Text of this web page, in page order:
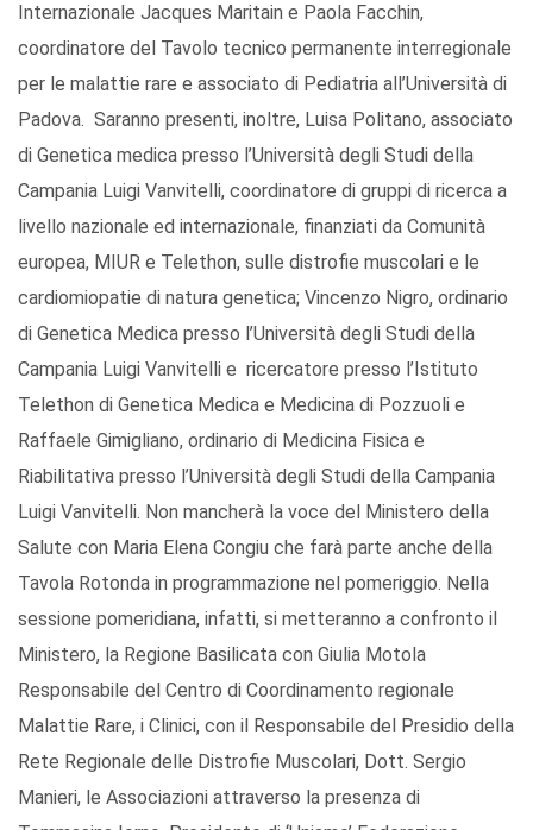
Internazionale Jacques Maritain e Paola Facchin,
coordinatore del Tavolo tecnico permanente interregionale
per le malattie rare e associato di Pediatria all’Università di
Padova. Saranno presenti, inoltre, Luisa Politano, associato
di Genetica medica presso l’Università degli Studi della
Campania Luigi Vanvitelli, coordinatore di gruppi di ricerca a
livello nazionale ed internazionale, finanziati da Comunità
europea, MIUR e Telethon, sulle distrofie muscolari e le
cardiomiopatie di natura genetica; Vincenzo Nigro, ordinario
di Genetica Medica presso l’Università degli Studi della
Campania Luigi Vanvitelli e ricercatore presso l’Istituto
Telethon di Genetica Medica e Medicina di Pozzuoli e
Raffaele Gimigliano, ordinario di Medicina Fisica e
Riabilitativa presso l’Università degli Studi della Campania
Luigi Vanvitelli. Non mancherà la voce del Ministero della
Salute con Maria Elena Congiu che farà parte anche della
Tavola Rotonda in programmazione nel pomeriggio. Nella
sessione pomeridiana, infatti, si metteranno a confronto il
Ministero, la Regione Basilicata con Giulia Motola
Responsabile del Centro di Coordinamento regionale
Malattie Rare, i Clinici, con il Responsabile del Presidio della
Rete Regionale delle Distrofie Muscolari, Dott. Sergio
Manieri, le Associazioni attraverso la presenza di